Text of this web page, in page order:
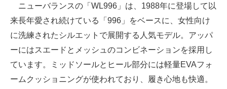
ニューバランスの「WL996」は、1988年に登場して以
来長年愛され続けている「996」をベースに、女性向け
に洗練されたシルエットで展開する人気モデル。アッパ
ーにはスエードとメッシュのコンビネーションを採用し
ています。ミッドソールとヒール部分には軽量EVAフォ
ームクッショニングが使われており、履き心地も快適。